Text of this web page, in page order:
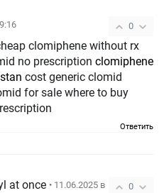
0
clomiphene without rx
no prescription clomiphene
cost generic clomid
for sale where to buy
Ответить
0
at once • 11.06.2025 в